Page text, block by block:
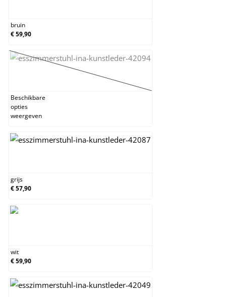
bruin
€ 59,90
creme
(Deze optie is momenteel niet beschikbaar.)
Beschikbare
opties
weergeven
grijs
€ 57,90
wit
€ 59,90